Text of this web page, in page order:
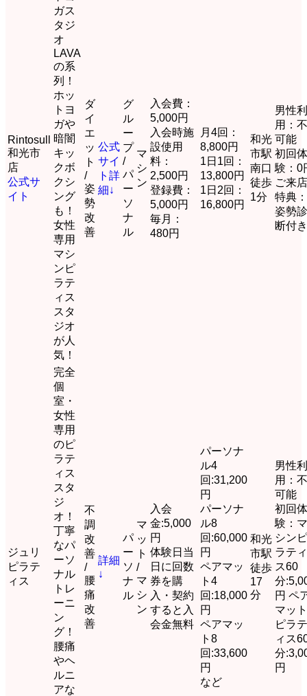
Rintosull
和光市
店
公式サ
イト
ガス
タジ
オ
LAVA
の系
列！
ホッ
トヨ
ガや
暗闇
キッ
クボ
クシ
ング
も！
女性
専用
マシ
ンピ
ラテ
ィス
スタ
ジオ
が人
気！
ダ
イ
エ
ッ
ト
/
姿
勢
改
善
公式
サイ
ト 詳
細↓
グ
ル
ー
プ
/
パ
ー
ソ
ナ
ル
マ
シ
ン
入会費：
5,000円
入会時施
設使用
料：
2,500円
登録費：
5,000円
毎月：
480円
月4回：
8,800円
1日1回：
13,800円
1日2回：
16,800円
和光
市駅
南口
徒歩
1分
男性利
用：不
可能
初回体
験：0
ご来店
特典：
姿勢診
断付き
ジュリ
ピラテ
ィス
完全
個
室・
女性
専用
のピ
ラテ
ィス
スタ
ジ
オ！
丁寧
なパ
ーソ
ナル
トレ
ーニ
ン
グ！
腰痛
やヘ
ルニ
アな
不
調
改
善
/
腰
痛
改
善
詳細
↓
パ
ー
ソ
ナ
ル
マ
ッ
ト
/
マ
シ
ン
入会
金:5,000
円
体験日当
日に回数
券を購
入・契約
すると入
会金無料
パーソナ
ル4
回:31,200
円
パーソナ
ル8
回:60,000
円
ペアマッ
ト4
回:18,000
円
ペアマッ
ト8
回:33,600
円
など
和光
市駅
徒歩
17
分
男性利
用：不
可能
初回体
験：マ
シンピ
ラティ
ス60
分
円 ペ
マット
ピラテ
ィス
分
円